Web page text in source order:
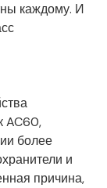
каждому. И
AC60,
более
и
причина,